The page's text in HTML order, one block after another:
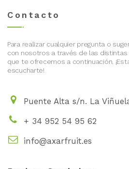
Contacto
Para realizar cualquier pregunta o
con nosotros a través de las distintas
que te ofrecemos a continuación.
escucharte!
Puente Alta s/n. La
+ 34 952 54 95 62
info@axarfruit.es